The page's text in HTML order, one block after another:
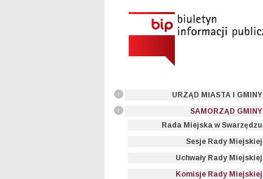
URZĄD MIASTA I GMINY
SAMORZĄD GMINY
Rada Miejska w Swarzędzu
Sesje Rady Miejskiej
Uchwały Rady Miejskiej
Komisje Rady Miejskiej